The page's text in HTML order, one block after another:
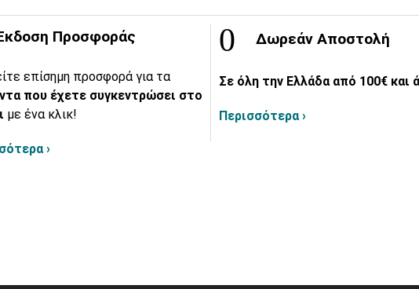
Προσφοράς
επίσημη προσφορά για τα
που έχετε συγκεντρώσει στο
με ένα κλικ!
›
Δωρεάν Αποστολή
Σε όλη την Ελλάδα από 100€ και
Περισσότερα ›